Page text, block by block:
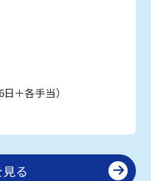
＋各手当）
る